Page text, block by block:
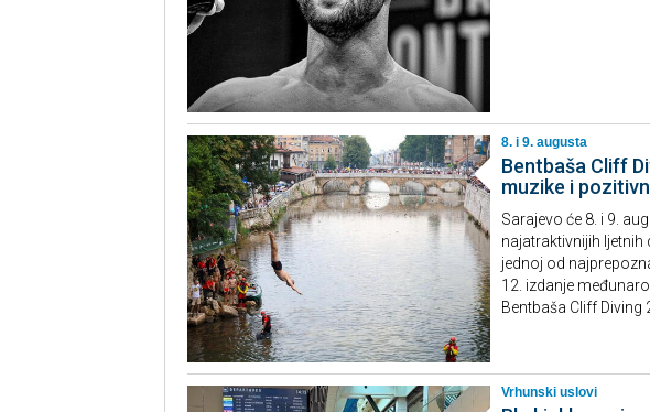
8. i 9. augusta
Bentbaša Cliff
muzike i
Sarajevo će 8. i 9.
najatraktivnijih ljetnih
jednoj od
12. izdanje
Bentbaša Cliff Diving
Vrhunski uslovi